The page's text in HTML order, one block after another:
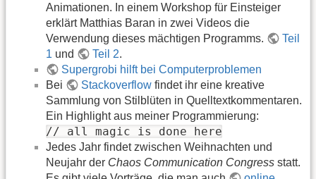
Animationen. In einem Workshop für Einsteiger
erklärt Matthias Baran in zwei Videos die
Verwendung dieses mächtigen Programms.
Teil
1 und Teil 2.
Supergrobi hilft bei Computerproblemen
Bei
Stackoverflow findet ihr eine kreative
Sammlung von Stilblüten in Quelltextkommentaren.
Ein Highlight aus meiner Programmierung:
// all magic is done here
Jedes Jahr findet zwischen Weihnachten und
Neujahr der Chaos Communication Congress statt.